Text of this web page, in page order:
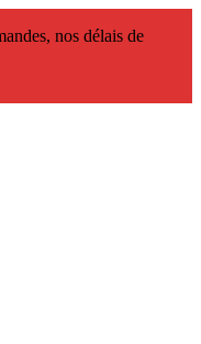
nos délais de